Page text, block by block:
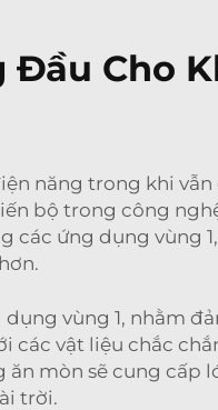
Cho
năng trong khi
bộ trong công
các ứng dụng vùng
vùng 1, nhằm
các vật liệu chắc
mòn sẽ cung cấp
trời.